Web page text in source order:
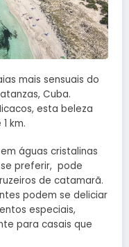
mais sensuais do
Cuba.
esta beleza
km.
águas cristalinas
preferir, pode
de catamarã.
podem se deliciar
especiais,
para casais que